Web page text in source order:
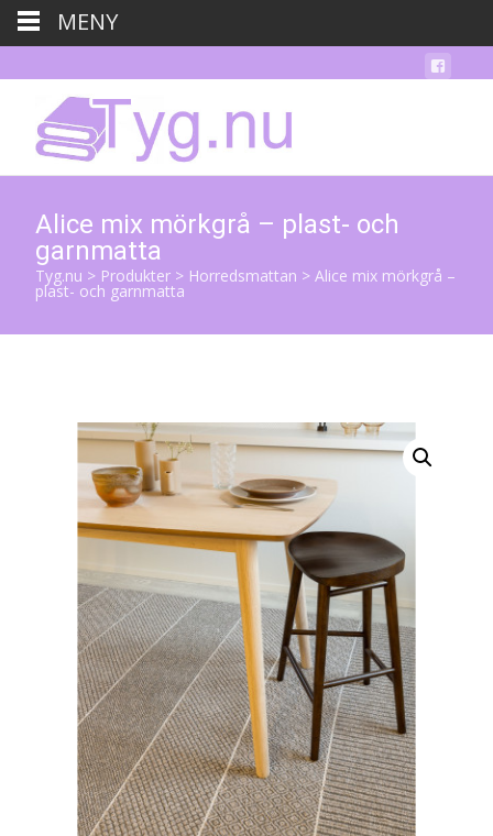
Alice mix mörkgrå – plast- och
garnmatta
Tyg.nu > Produkter > Horredsmattan > Alice mix mörkgrå –
plast- och garnmatta
MENY